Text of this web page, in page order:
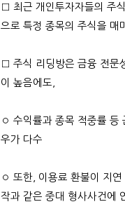
□ 최근 개인투자자들의 주
으로 특정 종목의 주식을 매
□ 주식 리딩방은 금융 전문
이 높음에도,
◦ 수익률과 종목 적중률 등
우가 다수
◦ 또한, 이용료 환불이 지연
작과 같은 중대 형사사건에